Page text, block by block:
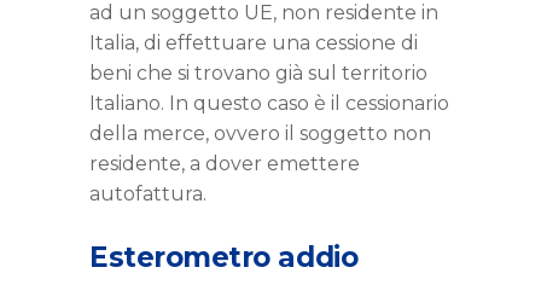
ad un soggetto UE, non residente in
Italia, di effettuare una cessione di
beni che si trovano già sul territorio
Italiano. In questo caso è il cessionario
della merce, ovvero il soggetto non
residente, a dover emettere
autofattura.
Esterometro addio